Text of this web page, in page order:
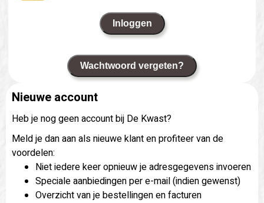
Inloggen
Wachtwoord vergeten?
Nieuwe account
Heb je nog geen account bij De Kwast?
Meld je dan aan als nieuwe klant en profiteer van de
voordelen:
Niet iedere keer opnieuw je adresgegevens invoeren
Speciale aanbiedingen per e-mail (indien gewenst)
Overzicht van je bestellingen en facturen